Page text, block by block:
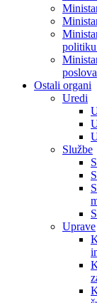
poslova
Ostali organi
Uredi
Službe
Uprave